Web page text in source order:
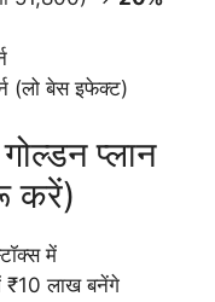
(लो बेस इफेक्ट)
प्लान
करें)
में
₹10 लाख बनेंगे